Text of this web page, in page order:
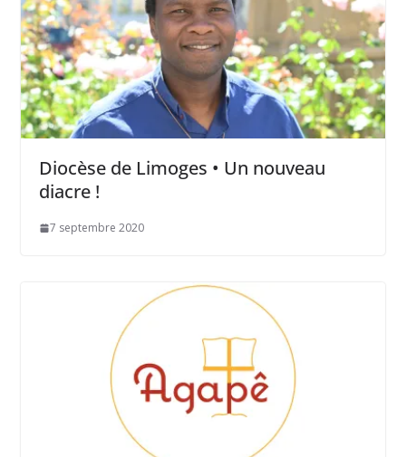
Diocèse de Limoges • Un nouveau
diacre !
7 septembre 2020